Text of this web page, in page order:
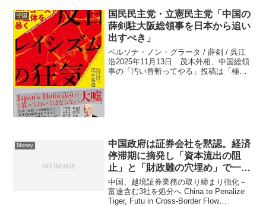
中国
国民民主党・立憲民主党「中国の
薛剣駐大阪総領事を日本から追い
出すべき」
ペルソナ・ノン・グラータ / 薛剣 / 呉江
浩2025年11月13日 茂木外相、中国総領
事の「汚い首斬ってやる」投稿は「極め
Money
中国政府は証券会社を黙認。経済
停滞期に摘発し「資本流出の阻
止」と「財政難の穴埋め」で一石
二鳥。濡れ手に粟
中国、越境証券業務の取り締まり強化－
富途含む3社を処分へ China to Penalize
Tiger, Futu in Cross-Border Flow